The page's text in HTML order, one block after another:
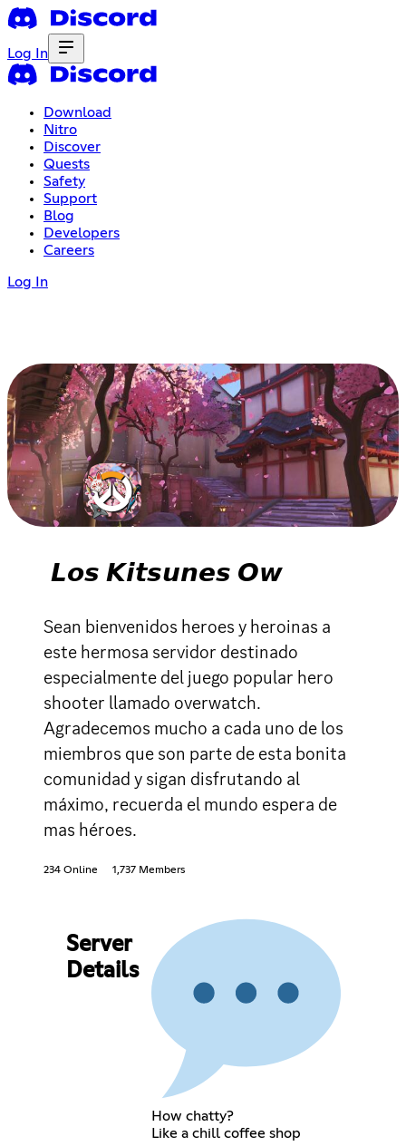
Log In
Download
Nitro
Discover
Quests
Safety
Support
Blog
Developers
Careers
Log In
𝙇𝙤𝙨 𝙆𝙞𝙩𝙨𝙪𝙣𝙚𝙨 𝙊𝙬
Sean bienvenidos heroes y heroinas a
este hermosa servidor destinado
especialmente del juego popular hero
shooter llamado overwatch.
Agradecemos mucho a cada uno de los
miembros que son parte de esta bonita
comunidad y sigan disfrutando al
máximo, recuerda el mundo espera de
mas héroes.
234 Online 1,737 Members
Server
Details
How chatty?
Like a chill coffee shop